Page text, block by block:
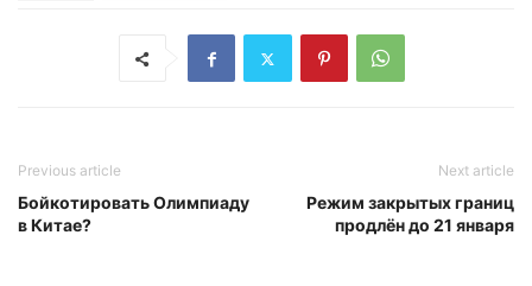
Previous article
Бойкотировать Олимпиаду
в Китае?
Next article
Режим закрытых границ
продлён до 21 января